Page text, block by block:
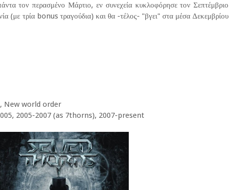
τον περασμένο Μάρτιο, εν συνεχεία κυκλοφόρησε τον Σεπτέμβριο
(με τρία bonus τραγούδια) και θα -τέλος- "βγει" στα μέσα Δεκεμβρίου
New world order
2005-2007 (as 7thorns), 2007-present